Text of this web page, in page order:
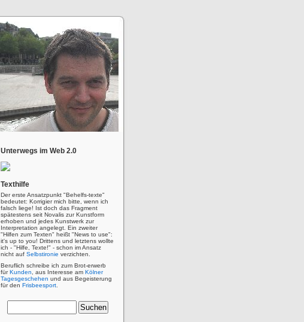
Unterwegs im Web 2.0
Texthilfe
Der erste Ansatzpunkt "Behelfs-texte"
bedeutet: Korrigier mich bitte, wenn ich
falsch liege! Ist doch das Fragment
spätestens seit Novalis zur Kunstform
erhoben und jedes Kunstwerk zur
Interpretation angelegt. Ein zweiter
"Hilfen zum Texten" heißt "News to use":
it's up to you! Drittens und letztens wollte
ich - "Hilfe, Texte!" - schon im Ansatz
nicht auf Selbstironie verzichten.
Beruflich schreibe ich zum Brot-erwerb
fürKunden , aus Interesse am Kölner
Tagesgeschehen und aus Begeisterung
für den Frisbeesport